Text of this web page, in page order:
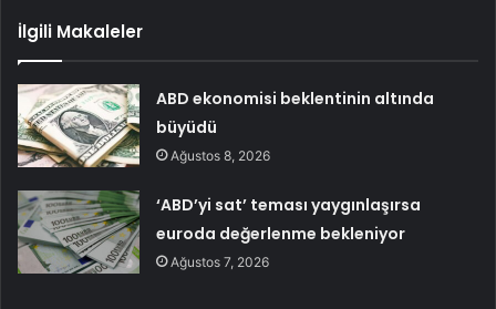
İlgili Makaleler
ABD ekonomisi beklentinin altında
büyüdü
Ağustos 8, 2026
‘ABD’yi sat’ teması yaygınlaşırsa
euroda değerlenme bekleniyor
Ağustos 7, 2026